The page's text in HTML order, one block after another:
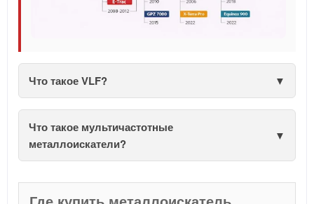
Что такое VLF?
Что такое мультичастотные
металлоискатели?